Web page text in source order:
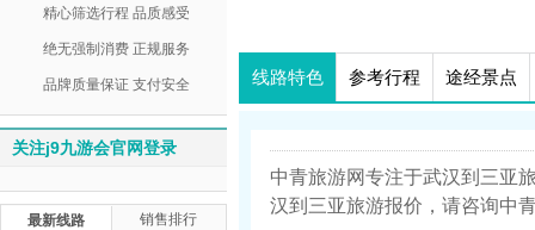
线路特色 参考行程 途经景点
中青旅游网专注于武汉到三亚
汉到三亚旅游报价，请咨询中
精心筛选行程 品质感受
绝无强制消费 正规服务
品牌质量保证 支付安全
关注j9九游会官网登录
最新线路 销售排行